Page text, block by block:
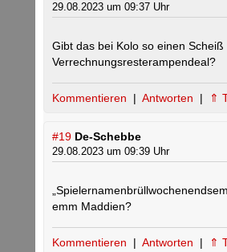
29.08.2023 um 09:37 Uhr
Gibt das bei Kolo so einen Scheiß
Verrechnungsresterampendeal?
Kommentieren | Antworten | ⇑
#19 De-Schebbe
29.08.2023 um 09:39 Uhr
emm Maddien?
Kommentieren | Antworten | ⇑